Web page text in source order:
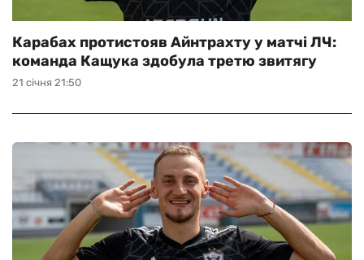
21 січня 21:50
Карабах протистояв Айнтрахту у матчі ЛЧ:
команда Кащука здобула третю звитягу